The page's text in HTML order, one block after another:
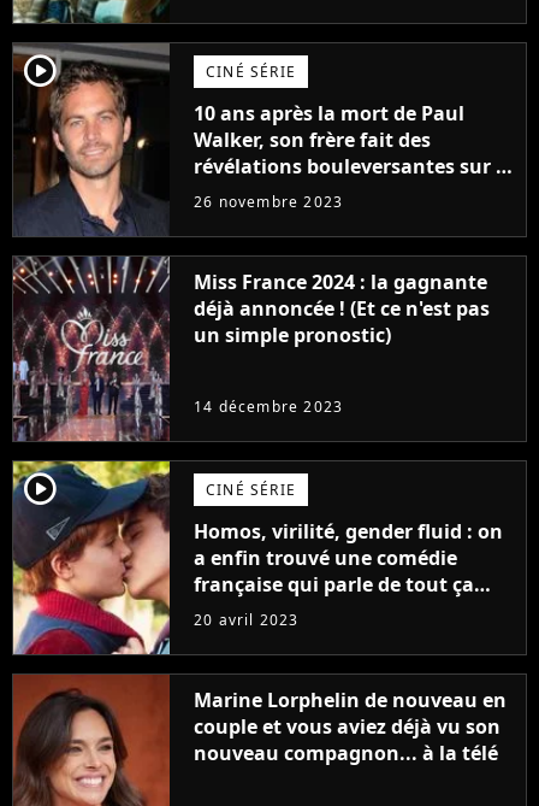
player2 CINÉ SÉRIE
10 ans après la mort de Paul
Walker, son frère fait des
révélations bouleversantes sur la
réaction des acteurs de Fast and
26 novembre 2023
Miss France 2024 : la gagnante
déjà annoncée ! (Et ce n'est pas
un simple pronostic)
14 décembre 2023
player2 CINÉ SÉRIE
Homos, virilité, gender fluid : on
a enfin trouvé une comédie
française qui parle de tout ça
sans être super ringarde
20 avril 2023
Marine Lorphelin de nouveau en
couple et vous aviez déjà vu son
nouveau compagnon... à la télé